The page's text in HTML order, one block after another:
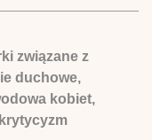
związane z
duchowe,
kobiet,